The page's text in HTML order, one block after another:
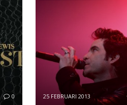
0 25 FEBRUARI 2013